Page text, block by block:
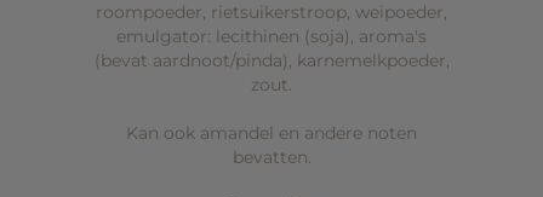
roompoeder, rietsuikerstroop, weipoeder,
emulgator: lecithinen (soja), aroma's
(bevat aardnoot/pinda), karnemelkpoeder,
zout.
Kan ook amandel en andere noten
bevatten.